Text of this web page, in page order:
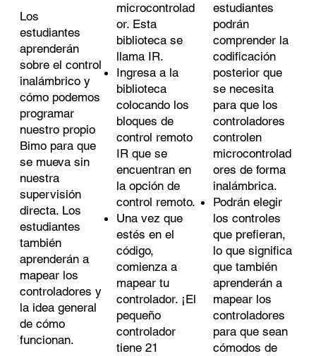
Los
estudiantes
aprenderán
sobre el control
inalámbrico y
cómo podemos
programar
nuestro propio
Bimo para que
se mueva sin
nuestra
supervisión
directa. Los
estudiantes
también
aprenderán a
mapear los
controladores y
la idea general
de cómo
funcionan.
microcontrolad
or. Esta
biblioteca se
llama IR.
Ingresa a la
biblioteca
colocando los
bloques de
control remoto
IR que se
encuentran en
la opción de
control remoto.
Una vez que
estés en el
código,
comienza a
mapear tu
controlador. ¡El
pequeño
controlador
tiene 21
estudiantes
podrán
comprender la
codificación
posterior que
se necesita
para que los
controladores
controlen
microcontrolad
ores de forma
inalámbrica.
Podrán elegir
los controles
que prefieran,
lo que significa
que también
aprenderán a
mapear los
controladores
para que sean
cómodos de